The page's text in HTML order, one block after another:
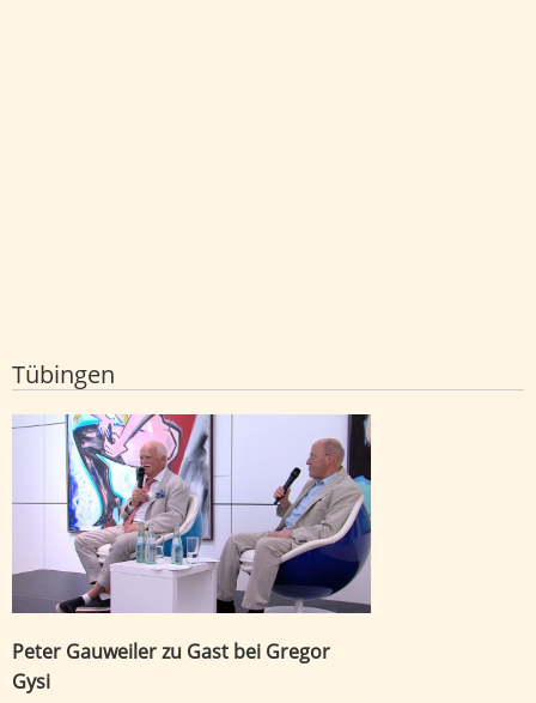
Tübingen
Peter Gauweiler zu Gast bei Gregor
Peter Gauweiler zu Gast bei Gregor
Gysi